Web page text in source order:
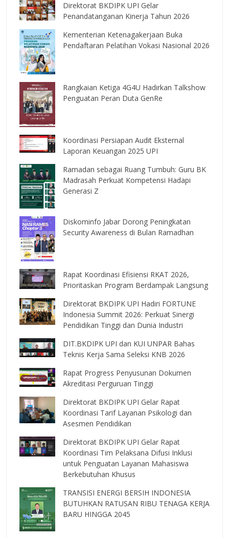
Direktorat BKDIPK UPI Gelar
Penandatanganan Kinerja Tahun 2026
Kementerian Ketenagakerjaan Buka
Pendaftaran Pelatihan Vokasi Nasional 2026
Rangkaian Ketiga 4G4U Hadirkan Talkshow
Penguatan Peran Duta GenRe
Koordinasi Persiapan Audit Eksternal
Laporan Keuangan 2025 UPI
Ramadan sebagai Ruang Tumbuh: Guru BK
Madrasah Perkuat Kompetensi Hadapi
Generasi Z
Diskominfo Jabar Dorong Peningkatan
Security Awareness di Bulan Ramadhan
Rapat Koordinasi Efisiensi RKAT 2026,
Prioritaskan Program Berdampak Langsung
Direktorat BKDIPK UPI Hadiri FORTUNE
Indonesia Summit 2026: Perkuat Sinergi
Pendidikan Tinggi dan Dunia Industri
DIT.BKDIPK UPI dan KUI UNPAR Bahas
Teknis Kerja Sama Seleksi KNB 2026
Rapat Progress Penyusunan Dokumen
Akreditasi Perguruan Tinggi
Direktorat BKDIPK UPI Gelar Rapat
Koordinasi Tarif Layanan Psikologi dan
Asesmen Pendidikan
Direktorat BKDIPK UPI Gelar Rapat
Koordinasi Tim Pelaksana Difusi Inklusi
untuk Penguatan Layanan Mahasiswa
Berkebutuhan Khusus
TRANSISI ENERGI BERSIH INDONESIA
BUTUHKAN RATUSAN RIBU TENAGA KERJA
BARU HINGGA 2045